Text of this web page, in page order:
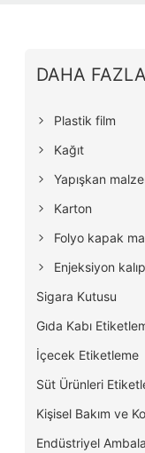
DAHA
Plastik film
Kağıt
Yapışkan
Karton
Folyo kapak
Enjeksiyon
Sigara Kutusu
Gıda Kabı
İçecek Etiketleme
Süt Ürünleri
Kişisel Bakım ve
Endüstriyel